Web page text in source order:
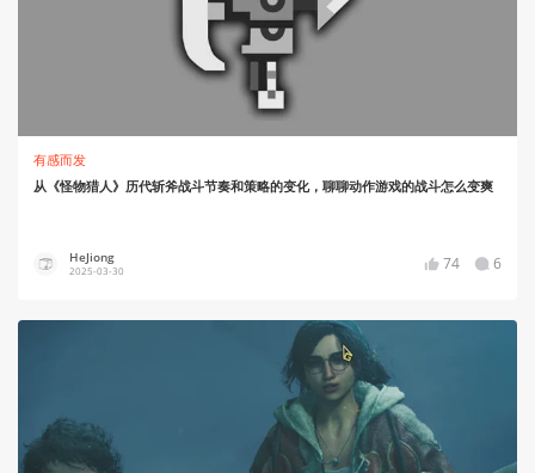
有感而发
从《怪物猎人》历代斩斧战斗节奏和策略的变化，聊聊动作游戏的战斗怎么变爽
HeJiong
2025-03-30 74 6